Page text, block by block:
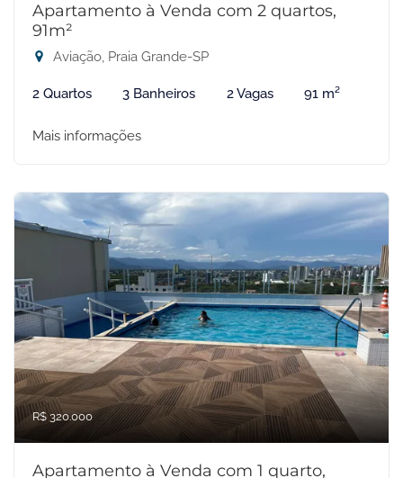
Apartamento à Venda com 2 quartos,
91m²
Aviação, Praia Grande-SP
2 Quartos 3 Banheiros 2 Vagas 91 m²
Mais informações
R$ 320.000
Apartamento à Venda com 1 quarto,